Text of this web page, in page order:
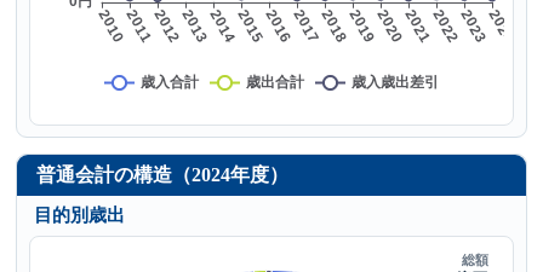
普通会計の構造（2024年度）
目的別歳出